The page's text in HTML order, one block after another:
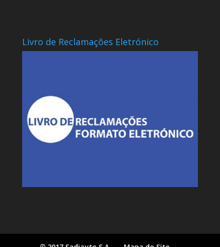
Livro de Reclamações Eletrónico